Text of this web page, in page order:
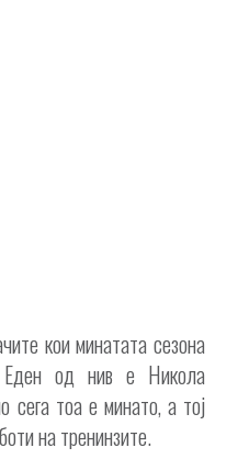
кои минатата сезона
Еден од нив е Никола
сега тоа е минато, а тој
на тренинзите.